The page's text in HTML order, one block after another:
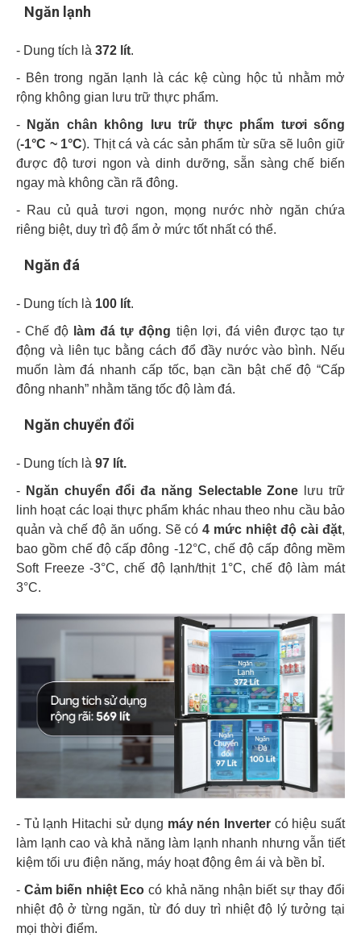
Ngăn lạnh
- Dung tích là 372 lít.
- Bên trong ngăn lạnh là các kệ cùng hộc tủ nhằm mở
rộng không gian lưu trữ thực phẩm.
-
Ngăn chân không lưu trữ thực phẩm tươi sống
(-1°C ~ 1°C). Thịt cá và các sản phẩm từ sữa sẽ luôn giữ
được độ tươi ngon và dinh dưỡng, sẵn sàng chế biến
ngay mà không cần rã đông.
- Rau củ quả tươi ngon, mọng nước nhờ ngăn chứa
riêng biệt, duy trì độ ẩm ở mức tốt nhất có thể.
Ngăn đá
- Dung tích là 100 lít.
- Chế độ làm đá tự động tiện lợi, đá viên được tạo tự
động và liên tục bằng cách đổ đầy nước vào bình. Nếu
muốn làm đá nhanh cấp tốc, bạn cần bật chế độ “Cấp
đông nhanh” nhằm tăng tốc độ làm đá.
Ngăn chuyển đổi
- Dung tích là 97 lít.
- Ngăn chuyển đổi đa năng Selectable Zone lưu trữ
linh hoạt các loại thực phẩm khác nhau theo nhu cầu bảo
quản và chế độ ăn uống. Sẽ có 4 mức nhiệt độ cài đặt,
bao gồm chế độ cấp đông -12°C, chế độ cấp đông mềm
Soft Freeze -3°C, chế độ lạnh/thịt 1°C, chế độ làm mát
3°C.
- Tủ lạnh Hitachi sử dụng máy nén Inverter có hiệu suất
làm lạnh cao và khả năng làm lạnh nhanh nhưng vẫn tiết
kiệm tối ưu điện năng, máy hoạt động êm ái và bền bỉ.
- Cảm biến nhiệt Eco có khả năng nhận biết sự thay đổi
nhiệt độ ở từng ngăn, từ đó duy trì nhiệt độ lý tưởng tại
mọi thời điểm.